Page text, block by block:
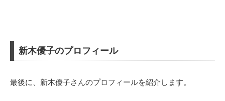
新木優子のプロフィール
最後に、新木優子さんのプロフィールを紹介します。